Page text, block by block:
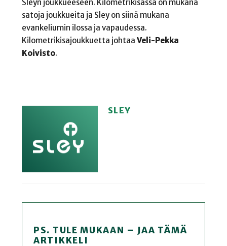
Sleyn joukkueeseen. Kilometrikisassa on mukana
satoja joukkueita ja Sley on siinä mukana
evankeliumin ilossa ja vapaudessa.
Kilometrikisajoukkuetta johtaa Veli-Pekka
Koivisto.
SLEY
PS. TULE MUKAAN – JAA TÄMÄ
ARTIKKELI